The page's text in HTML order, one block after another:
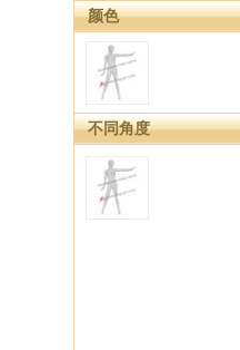
颜色
不同角度